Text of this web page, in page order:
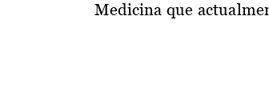
Medicina que